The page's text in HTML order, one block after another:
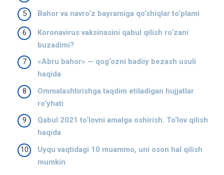
Bahor va navro‘z bayramiga qo‘shiqlar to‘plami
Koronavirus vaksinasini qabul qilish ro‘zani
buzadimi?
«Abru bahor» — qog‘ozni badiiy bezash usuli
haqida
Ommalashtirishga taqdim etiladigan hujjatlar
ro‘yhati
Qabul 2021 to‘lovni amalga oshirish. To‘lov qilish
haqida
Uyqu vaqtidagi 10 muammo, uni oson hal qilish
mumkin